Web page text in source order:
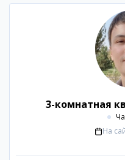
3-комнатная
На